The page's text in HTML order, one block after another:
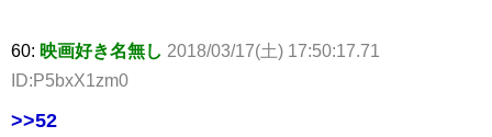
60: 映画好き名無し 2018/03/17(土) 17:50:17.71
ID:P5bxX1zm0
>>52